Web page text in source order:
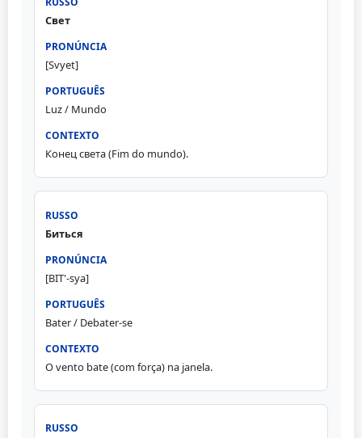
Свет
[Svyet]
Luz / Mundo
Конец света (Fim do mundo).
Биться
[BIT'-sya]
Bater / Debater-se
O vento bate (com força) na janela.